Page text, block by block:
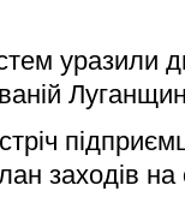
уразили
заходів на